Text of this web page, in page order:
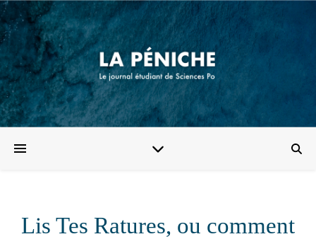
Lis Tes Ratures, ou comment